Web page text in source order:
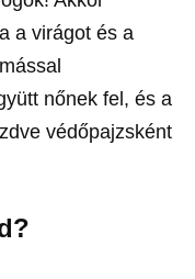
a virágot és a
nőnek fel, és a
védőpajzsként